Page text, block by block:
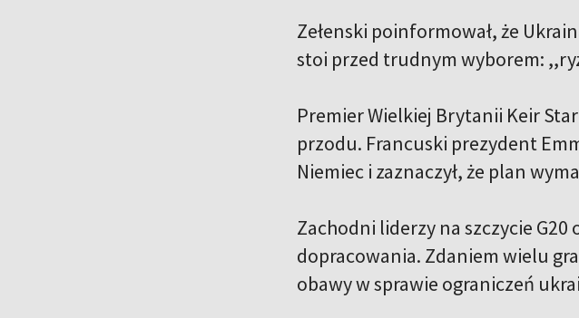
Zełenski poinformował, że
stoi przed trudnym wyborem:
Premier Wielkiej Brytanii Keir
przodu. Francuski prezydent
Niemiec i zaznaczył, że plan
Zachodni liderzy na szczycie
dopracowania. Zdaniem wielu
obawy w sprawie ograniczeń